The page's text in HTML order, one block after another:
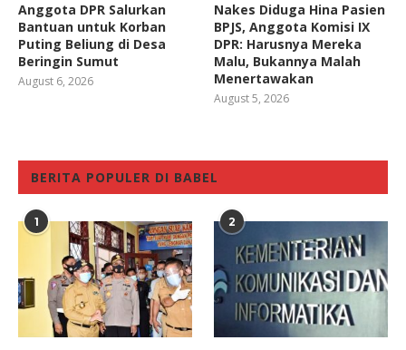
Anggota DPR Salurkan
Bantuan untuk Korban
Puting Beliung di Desa
Beringin Sumut
August 6, 2026
Nakes Diduga Hina Pasien
BPJS, Anggota Komisi IX
DPR: Harusnya Mereka
Malu, Bukannya Malah
Menertawakan
August 5, 2026
BERITA POPULER DI BABEL
1 2